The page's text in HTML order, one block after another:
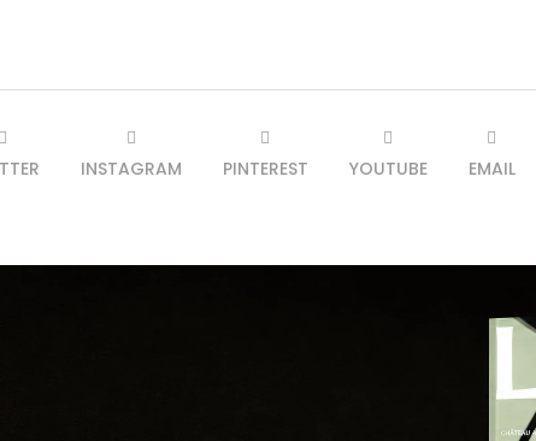
INSTAGRAM PINTEREST YOUTUBE EMAIL